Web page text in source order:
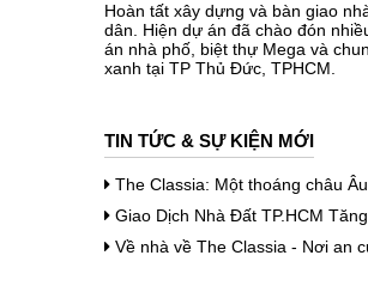
Hoàn tất xây dựng và bàn giao
dân. Hiện dự án đã chào đón
án nhà phố, biệt thự Mega và
xanh tại TP Thủ Đức, TPHCM.
TIN TỨC & SỰ KIỆN MỚI
The Classia: Một thoáng châu
Giao Dịch Nhà Đất TP.HCM
Về nhà về The Classia - Nơi an